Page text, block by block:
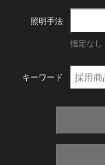
照明手法
指定なし
キーワード